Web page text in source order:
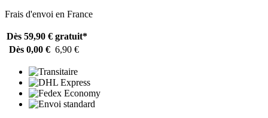
Frais d'envoi en France
Dès 59,90 € gratuit*
Dès 0,00 € 6,90 €